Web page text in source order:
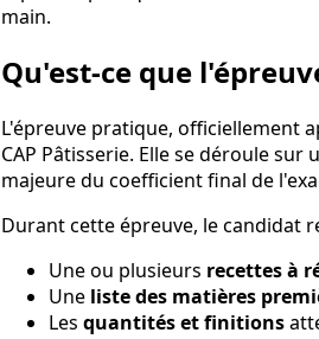
main.
Qu'est-ce que
L'épreuve pratique, officiellement
CAP Pâtisserie. Elle se déroule
majeure du coefficient final de
Durant cette épreuve, le candidat
Une ou plusieurs recettes à
Une liste des matières
Les quantités et finitions